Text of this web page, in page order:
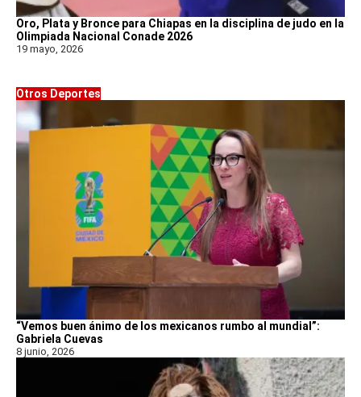
Oro, Plata y Bronce para Chiapas en la disciplina de judo en la
Olimpiada Nacional Conade 2026
19 mayo, 2026
Otros Deportes
“Vemos buen ánimo de los mexicanos rumbo al mundial”:
Gabriela Cuevas
8 junio, 2026